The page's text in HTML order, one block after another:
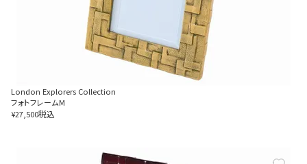
London Explorers Collection
フォトフレームM
¥27,500税込